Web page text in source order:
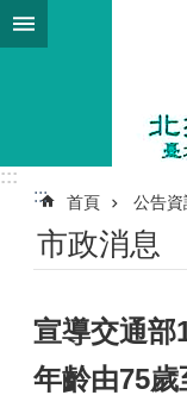
跳到主要內容區塊
:::
:::
首頁 公告資
市政消息
宣導交通部
年齡由75